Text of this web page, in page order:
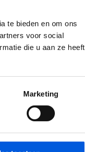
te bieden en om ons
voor social
die u aan ze heeft
Marketing
je om
draag je bij
op alle